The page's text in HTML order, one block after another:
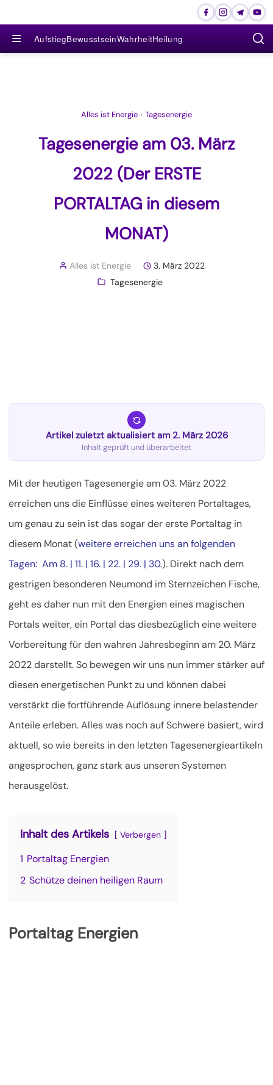
≡ AufstiegBewusstseinWahrheitHeilung
Alles ist Energie › Tagesenergie
Tagesenergie am 03. März
2022 (Der ERSTE
PORTALTAG in diesem
MONAT)
Alles ist Energie
3. März 2022
Tagesenergie
Artikel zuletzt aktualisiert am 2. März 2026
Inhalt geprüft und überarbeitet
Mit der heutigen Tagesenergie am 03. März 2022
erreichen uns die Einflüsse eines weiteren Portaltages,
um genau zu sein ist das sogar der erste Portaltag in
diesem Monat (weitere erreichen uns an folgenden
Tagen: Am 8. | 11. | 16. | 22. | 29. | 30.). Direkt nach dem
gestrigen besonderen Neumond im Sternzeichen Fische,
geht es daher nun mit den Energien eines magischen
Portals weiter, ein Portal das diesbezüglich eine weitere
Vorbereitung für denwahren Jahresbeginn am 20. März
2022 darstellt. So bewegen wir uns nun immer stärker auf
diesen energetischen Punkt zu und können dabei
verstärkt die fortführende Auflösung innere belastender
Anteile erleben. Alles was noch auf Schwere basiert, wird
aktuell, so wie bereits in den letzten Tagesenergieartikeln
angesprochen, ganz stark aus unseren Systemen
herausgelöst.
Inhalt des Artikels Verbergen
1 Portaltag Energien
2 Schütze deinen heiligen Raum
Portaltag Energien